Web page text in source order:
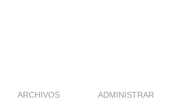
ARCHIVOS ADMINISTRAR